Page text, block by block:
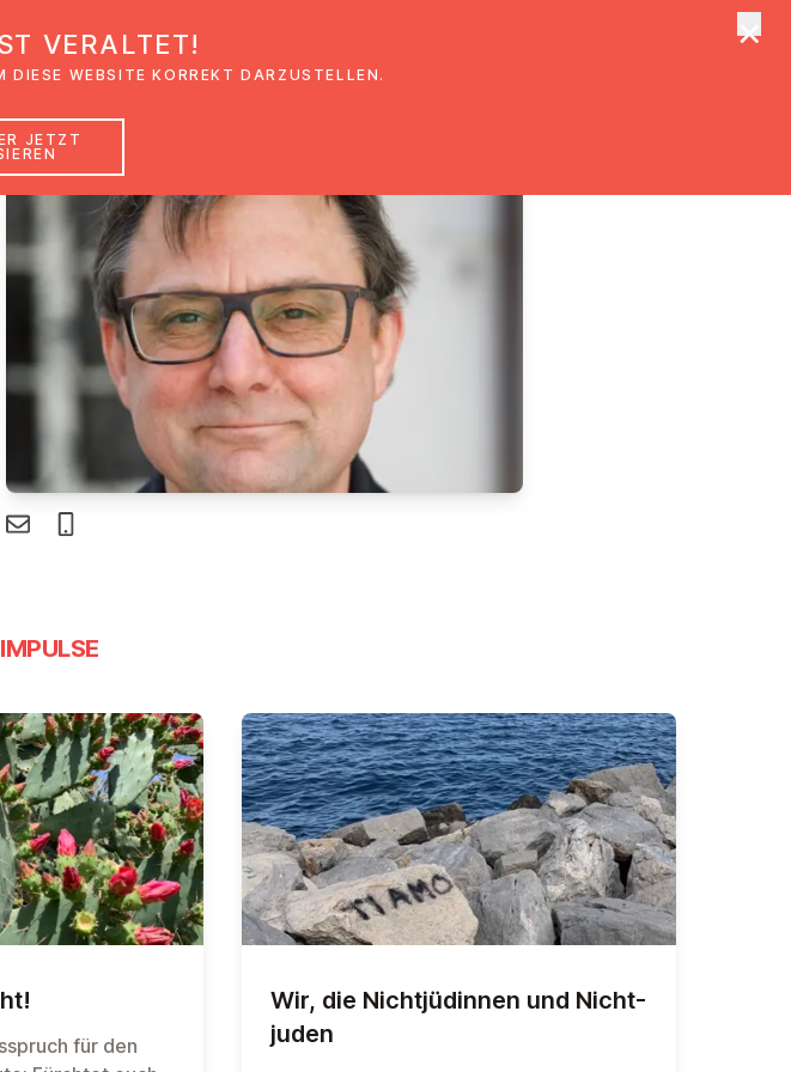
News Veranstaltungen
für den
Wir, die Nicht­jü­din­nen und Nicht­
ju­den
VERALTET!
WEBSITE KORREKT DARZUSTELLEN.
JETZT
×